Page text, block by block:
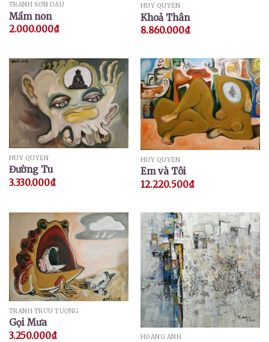
TRANH SƠN DẦU
Mầm non
2.000.000₫
HUY QUYỂN
Khoả Thân
8.860.000₫
HUY QUYỂN
Đường Tu
3.330.000₫
HUY QUYỂN
Em và Tôi
12.220.500₫
TRANH TRỪU TƯỢNG
Gọi Mưa
3.250.000₫ HOÀNG ANH